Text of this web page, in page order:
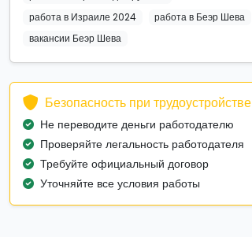
работа в Израиле 2024
работа в Беэр Шева
вакансии Беэр Шева
Безопасность при трудоустройстве
Не переводите деньги работодателю
Проверяйте легальность работодателя
Требуйте официальный договор
Уточняйте все условия работы